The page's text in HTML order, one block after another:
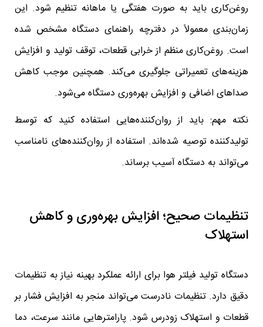
روغن‌کاری باید به صورت هفتگی یا ماهانه تنظیم شود. این
زمان‌بندی معمولاً در دفترچه راهنمای دستگاه مشخص شده
است. روغن‌کاری منظم از خرابی قطعات، توقف تولید و افزایش
هزینه‌های تعمیراتی جلوگیری می‌کند. همچنین موجب کاهش
صداهای اضافی و افزایش بهره‌وری دستگاه می‌شود.
نکته مهم: باید از روان‌کننده‌هایی استفاده کنید که توسط
تولیدکننده توصیه شده‌اند. استفاده از روان‌کننده‌های نامناسب
می‌تواند به دستگاه آسیب برساند.
تنظیمات صحیح؛ افزایش بهره‌وری و کاهش
استهلاک
دستگاه تولید فیلتر هوا برای ارائه عملکرد بهینه نیاز به تنظیمات
دقیق دارد. تنظیمات نادرست می‌تواند منجر به افزایش فشار بر
قطعات و استهلاک زودرس شود. پارامترهایی مانند سرعت، دما